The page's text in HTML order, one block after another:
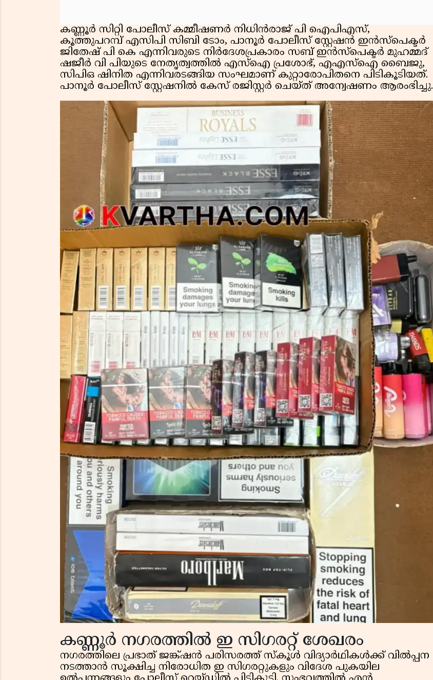
കണ്ണൂർ സിറ്റി പോലീസ് കമ്മീഷണർ നിധിൻരാജ് പി ഐപിഎസ്,
കൂത്തുപറമ്പ് എസിപി സിബി ടോം, പാനൂർ പോലീസ് സ്റ്റേഷൻ ഇൻസ്പെക്ടർ
ജിതേഷ് പി കെ എന്നിവരുടെ നിർദേശപ്രകാരം സബ് ഇൻസ്പെക്ടർ മുഹമ്മദ്
ഷജീർ വി പിയുടെ നേതൃത്വത്തിൽ എസ്ഐ പ്രശോഭ്, എഎസ്ഐ ബൈജു,
സിപിഒ ഷിനിത എന്നിവരടങ്ങിയ സംഘമാണ് കുറ്റാരോപിതനെ പിടികൂടിയത്.
പാനൂർ പോലീസ് സ്റ്റേഷനിൽ കേസ് രജിസ്റ്റർ ചെയ്ത് അന്വേഷണം ആരംഭിച്ചു.
കണ്ണൂർ നഗരത്തിൽ ഇ സിഗരറ്റ് ശേഖരം
നഗരത്തിലെ പ്രഭാത് ജങ്ക്ഷൻ പരിസരത്ത് സ്കൂൾ വിദ്യാർഥികൾക്ക് വിൽപ്പന
നടത്താൻ സൂക്ഷിച്ച നിരോധിത ഇ സിഗരറ്റുകളും വിദേശ പുകയില